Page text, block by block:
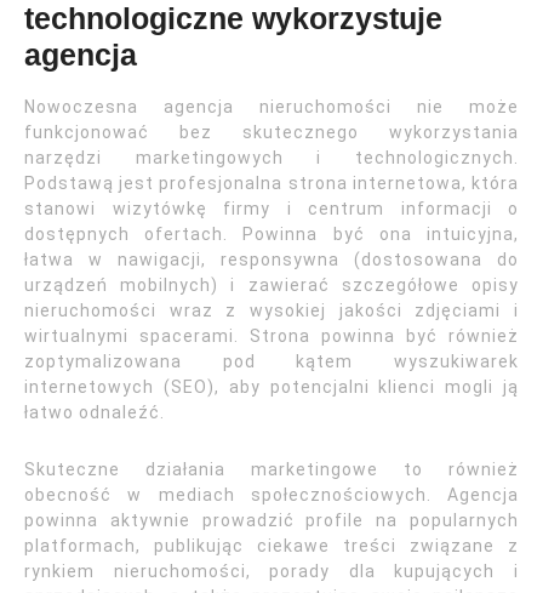
technologiczne wykorzystuje
agencja
Nowoczesna agencja nieruchomości nie może
funkcjonować bez skutecznego wykorzystania
narzędzi marketingowych i technologicznych.
Podstawą jest profesjonalna strona internetowa, która
stanowi wizytówkę firmy i centrum informacji o
dostępnych ofertach. Powinna być ona intuicyjna,
łatwa w nawigacji, responsywna (dostosowana do
urządzeń mobilnych) i zawierać szczegółowe opisy
nieruchomości wraz z wysokiej jakości zdjęciami i
wirtualnymi spacerami. Strona powinna być również
zoptymalizowana pod kątem wyszukiwarek
internetowych (SEO), aby potencjalni klienci mogli ją
łatwo odnaleźć.
Skuteczne działania marketingowe to również
obecność w mediach społecznościowych. Agencja
powinna aktywnie prowadzić profile na popularnych
platformach, publikując ciekawe treści związane z
rynkiem nieruchomości, porady dla kupujących i